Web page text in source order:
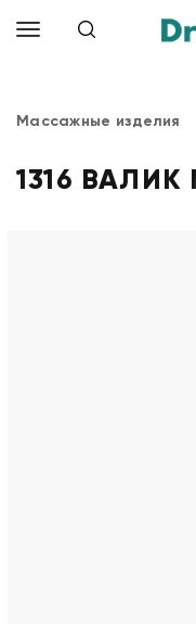
Массажные изделия
1316